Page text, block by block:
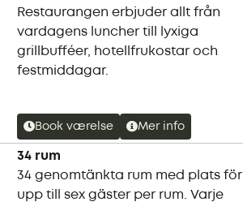
Restaurangen erbjuder allt från
vardagens luncher till lyxiga
grillbufféer, hotellfrukostar och
festmiddagar.
Book værelse Mer info
34 rum
34 genomtänkta rum med plats för
upp till sex gäster per rum. Varje